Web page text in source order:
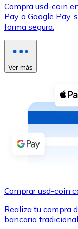
Ver todo
Compra
Comprar con
Añade
Comprar con
Utiliza
Comprar con
Tienda -
Compra usd-coin
Pay o Google Pay,
forma segura.
Ver más
Comprar usd-coin
Realiza tu compra
bancaria